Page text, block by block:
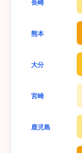
長崎
熊本
大分
宮崎
鹿児島